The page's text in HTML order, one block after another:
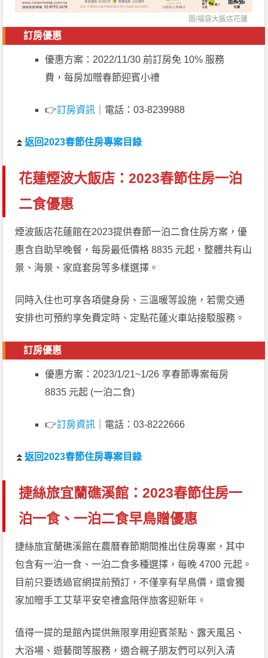
圖/福容大飯店花蓮
訂房優惠
優惠方案：2022/11/30 前訂房免 10% 服務
費，每房加贈春節迎賓小禮
👉訂房資訊 ｜電話：03-8239988
⏫返回2023春節住房專案目錄
花蓮煙波大飯店：2023春節住房一泊
二食優惠
煙波飯店花蓮館在2023提供春節一泊二食住房方案，優
惠含自助早晚餐，每房最低價格 8835 元起，整體共有山
景、海景、家庭套房等多樣選擇。
同時入住也可享各項健身房、三溫暖等設施，若需交通
安排也可預約享免費定時、定點花蓮火車站接駁服務。
訂房優惠
優惠方案：2023/1/21~1/26 享春節專案每房
8835 元起 (一泊二食)
👉訂房資訊 ｜電話：03-8222666
⏫返回2023春節住房專案目錄
捷絲旅宜蘭礁溪館：2023春節住房一
泊一食、一泊二食早鳥贈優惠
捷絲旅宜蘭礁溪館在農曆春節期間推出住房專案，其中
包含有一泊一食、一泊二食多種選擇，每晚 4700 元起。
目前只要透過官網提前預訂，不僅享有早鳥價，還會獨
家加贈手工艾草平安皂禮盒陪伴旅客迎新年。
值得一提的是館內提供無限享用迎賓茶點、露天風呂、
大浴場、遊藝間等服務，適合親子朋友們可以列入清